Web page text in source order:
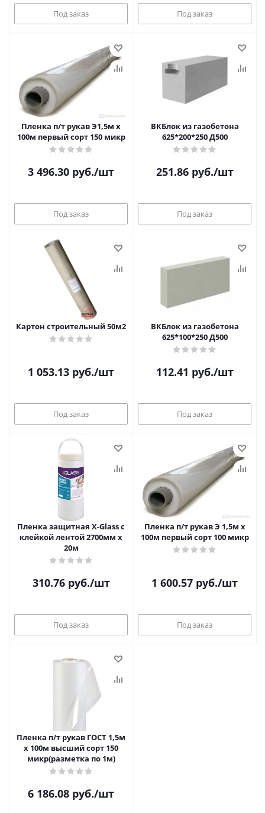
Под заказ Под заказ
Пленка п/т рукав Э1,5м х
100м первый сорт 150 микр
3 496.30 руб./шт
Под заказ
ВКБлок из газобетона
625*200*250 Д500
251.86руб./шт
Под заказ
Картон строительный 50м2
1 053.13 руб./шт
Под заказ
ВКБлок из газобетона
625*100*250 Д500
112.41 руб./шт
Под заказ
Пленка защитная X-Glass с
клейкой лентой 2700мм х
20м
310.76руб./шт
Под заказ
Пленка п/т рукав Э 1,5м х
100м первый сорт 100 микр
1 600.57 руб./шт
Под заказ
Пленка п/т рукав ГОСТ 1,5м
х 100м высший сорт 150
микр(разметка по 1м)
6 186.08 руб./шт